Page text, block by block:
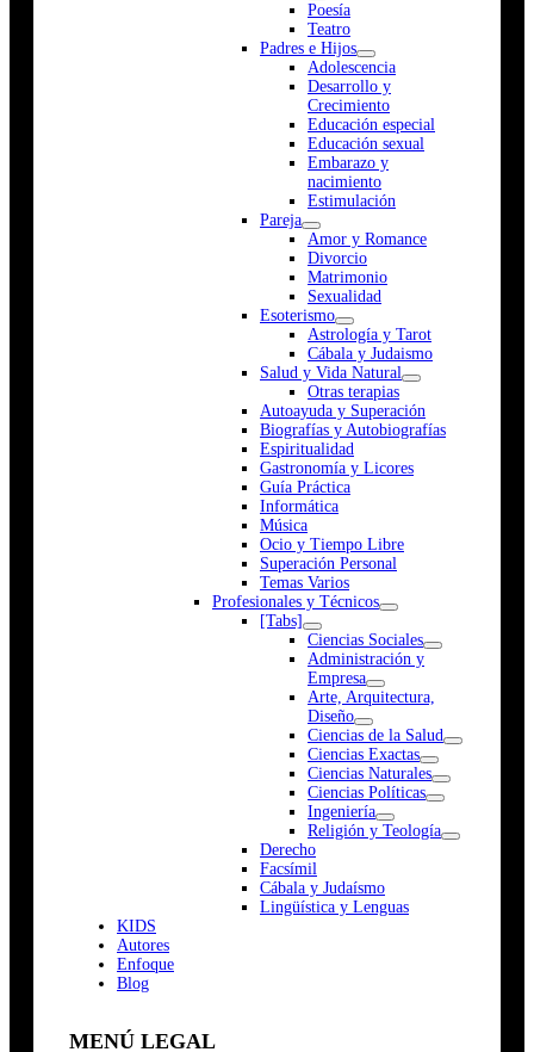
Poesía
Teatro
Padres e Hijos
Adolescencia
Desarrollo y
Crecimiento
Educación especial
Educación sexual
Embarazo y
nacimiento
Estimulación
Pareja
Amor y Romance
Divorcio
Matrimonio
Sexualidad
Esoterismo
Astrología y Tarot
Cábala y Judaismo
Salud y Vida Natural
Otras terapias
Autoayuda y Superación
Biografías y Autobiografías
Espiritualidad
Gastronomía y Licores
Guía Práctica
Informática
Música
Ocio y Tiempo Libre
Superación Personal
Temas Varios
Profesionales y Técnicos
[Tabs]
Ciencias Sociales
Administración y
Empresa
Arte, Arquitectura,
Diseño
Ciencias de la Salud
Ciencias Exactas
Ciencias Naturales
Ciencias Políticas
Ingeniería
Religión y Teología
Derecho
Facsímil
Cábala y Judaísmo
Lingüística y Lenguas
KIDS
Autores
Enfoque
Blog
MENÚ LEGAL